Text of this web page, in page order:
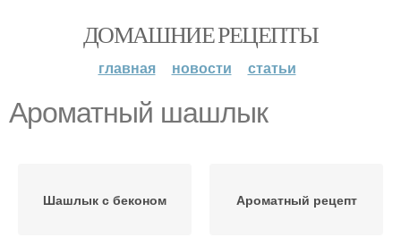
ДОМАШНИЕ РЕЦЕПТЫ
главная новости статьи
Ароматный шашлык
Шашлык с беконом Ароматный рецепт